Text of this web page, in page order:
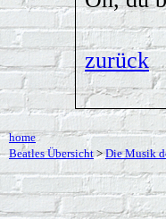
zurück
home
Beatles Übersicht>Die Musik